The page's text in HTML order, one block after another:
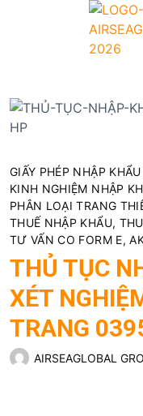
GIẤY PHÉP NHẬP
KINH NGHIỆM NHẬP
PHÂN LOẠI TRANG
THUẾ NHẬP KHẨU,
TƯ VẤN CO FORM E,
THỦ TỤC
XÉT
TRANG
AIRSEAGLOBAL